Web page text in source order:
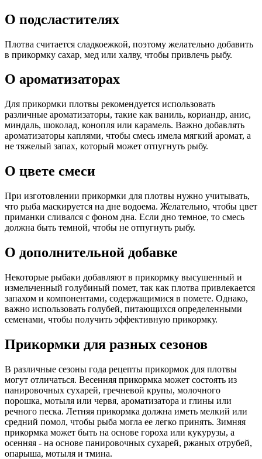
О подсластителях
Плотва считается сладкоежкой, поэтому желательно добавить
в прикормку сахар, мед или халву, чтобы привлечь рыбу.
О ароматизаторах
Для прикормки плотвы рекомендуется использовать
различные ароматизаторы, такие как ваниль, кориандр, анис,
миндаль, шоколад, конопля или карамель. Важно добавлять
ароматизаторы каплями, чтобы смесь имела мягкий аромат, а
не тяжелый запах, который может отпугнуть рыбу.
О цвете смеси
При изготовлении прикормки для плотвы нужно учитывать,
что рыба маскируется на дне водоема. Желательно, чтобы цвет
приманки сливался с фоном дна. Если дно темное, то смесь
должна быть темной, чтобы не отпугнуть рыбу.
О дополнительной добавке
Некоторые рыбаки добавляют в прикормку высушенный и
измельченный голубиный помет, так как плотва привлекается
запахом и компонентами, содержащимися в помете. Однако,
важно использовать голубей, питающихся определенными
семенами, чтобы получить эффективную прикормку.
Прикормки для разных сезонов
В различные сезоны года рецепты прикормок для плотвы
могут отличаться. Весенняя прикормка может состоять из
панировочных сухарей, гречневой крупы, молочного
порошка, мотыля или червя, ароматизатора и глины или
речного песка. Летняя прикормка должна иметь мелкий или
средний помол, чтобы рыба могла ее легко принять. Зимняя
прикормка может быть на основе гороха или кукурузы, а
осенняя - на основе панировочных сухарей, ржаных отрубей,
опарыша, мотыля и тмина.